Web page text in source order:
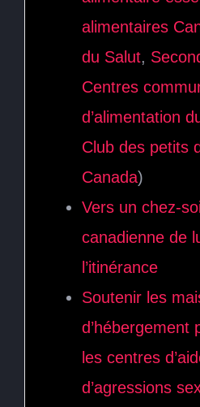
alimentaires
du Salut,
Centres
d’alimentation
Club des petits
Canada)
Vers un chez-
canadienne de
l’itinérance
Soutenir les
d’hébergement
les centres
d’agressions